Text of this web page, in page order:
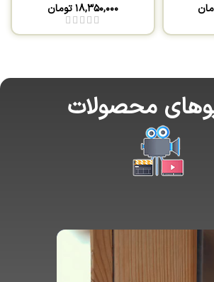
۱۸,۳۵۰,۰۰۰تومان
محصولات